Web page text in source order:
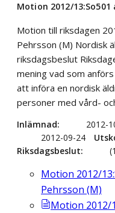
Motion 2012/
Motion till riksdagen
Pehrsson (M) Nordisk
riksdagsbeslut
mening vad som
att införa en nordisk
personer med vård-
Inlämnad 2012-
2012-09-24
Riksdagsbeslut
Motion 2012/
Pehrsson (M)
Motion 2012/